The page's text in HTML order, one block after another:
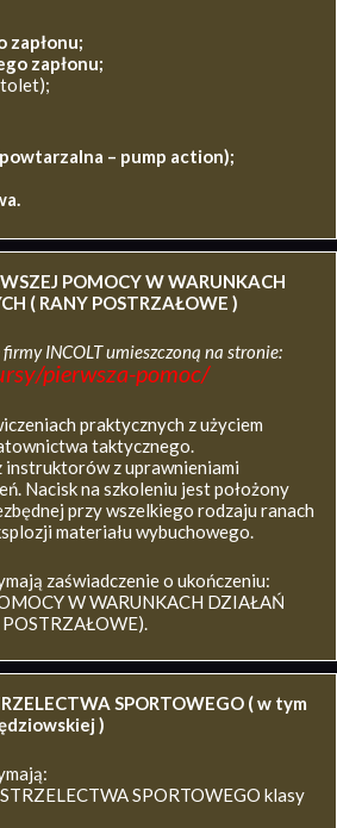
zapłonu;
zapłonu;
– pump action);
POMOCY W WARUNKACH
( RANY POSTRZAŁOWE )
INCOLT umieszczoną na stronie:
pierwsza-pomoc/
praktycznych z użyciem
taktycznego.
instruktorów z uprawnieniami
Nacisk na szkoleniu jest położony
przy wszelkiego rodzaju ranach
materiału wybuchowego.
zaświadczenie o ukończeniu:
W WARUNKACH DZIAŁAŃ
POSTRZAŁOWE).
SPORTOWEGO ( w tym
)
SPORTOWEGO klasy